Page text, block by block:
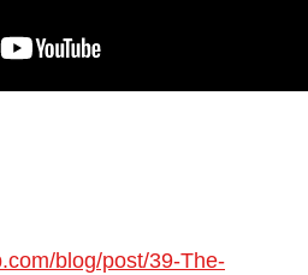
blog/post/39-The-